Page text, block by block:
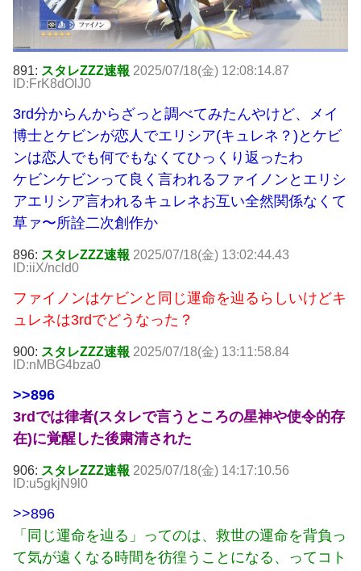
891: スタレZZZ速報 2025/07/18(金) 12:08:14.87
ID:FrK8dOlJ0
3rd分からんからざっと調べてみたんやけど、メイ
博士とケビンが恋人でエリシア(キュレネ？)とケビ
ンは恋人でも何でもなくてひっくり返ったわ
ケビンケビンって良く言われるファイノンとエリシ
アエリシア言われるキュレネお互い全然関係なくて
草ァ〜所詮二次創作か
896: スタレZZZ速報 2025/07/18(金) 13:02:44.43
ID:iiX/ncld0
ファイノンはケビンと同じ運命を辿るらしいけどキ
ュレネは3rdでどうなった？
900: スタレZZZ速報 2025/07/18(金) 13:11:58.84
ID:nMBG4bza0
>>896
3rdでは律者(スタレで言うところの星神や使令的存
在)に覚醒した後粛清された
906: スタレZZZ速報 2025/07/18(金) 14:17:10.56
ID:u5gkjN9l0
>>896
「同じ運命を辿る」ってのは、救世の運命を背負っ
て気が遠くなる時間を彷徨うことになる、ってコト